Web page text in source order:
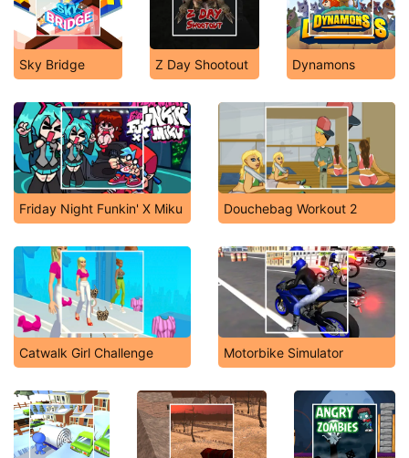
Sky Bridge Z Day Shootout Dynamons
Friday Night Funkin' X Miku Douchebag Workout 2
Catwalk Girl Challenge Motorbike Simulator